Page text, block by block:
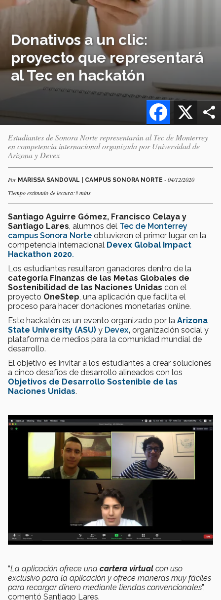
Donativos a un clic:
proyecto que representará
al Tec en hackatón
X
Facebook
Estudiantes de Sonora Norte representarán al Tec de Monterrey
en competencia internacional organizada por Universidad de
Arizona y Devex
Por MARISSA SANDOVAL | CAMPUS SONORA NORTE - 04/12/2020
Tiempo estimado de lectura:3 mins
Santiago Aguirre Gómez, Francisco Celaya y
Santiago Lares , alumnos del Tec de Monterrey
campus Sonora Norte obtuvieron el primer lugar en la
competencia internacional Devex Global Impact
Hackathon 2020.
Los estudiantes resultaron ganadores dentro de la
categoría Finanzas de las Metas Globales de
Sostenibilidad de las Naciones Unidas con el
proyecto OneStep , una aplicación que facilita el
proceso para hacer donaciones monetarias online.
Este hackatón es un evento organizado por la Arizona
State University (ASU) y Devex, organización social y
plataforma de medios para la comunidad mundial de
desarrollo.
El objetivo es invitar a los estudiantes a crear soluciones
a cinco desafíos de desarrollo alineados con los
Objetivos de Desarrollo Sostenible de las
Naciones Unidas.
“La aplicación ofrece una cartera virtual con uso
exclusivo para la aplicación y ofrece maneras muy fáciles
para recargar dinero mediante tiendas convencionales”,
comentó Santiago Lares.